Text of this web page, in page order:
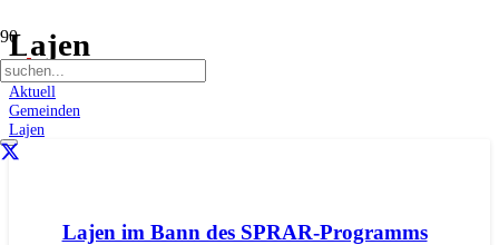
Lajen
Start
Aktuell
Gemeinden
Lajen
Lajen im Bann des SPRAR-Programms